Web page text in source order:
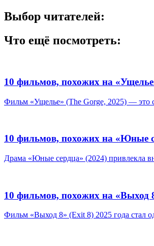
Выбор читателей:
Что ещё посмотреть:
10 фильмов, похожих на
Фильм «Ущелье» (The Gorge, 2025) — это
10 фильмов, похожих на «Юные
Драма «Юные сердца» (2024) привлекла
10 фильмов, похожих на «Выход
Фильм «Выход 8» (Exit 8) 2025 года стал